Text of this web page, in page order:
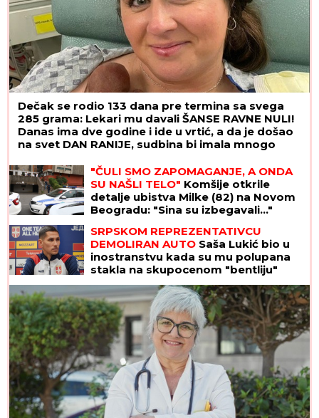
Dečak se rodio 133 dana pre termina sa svega
285 grama: Lekari mu davali ŠANSE RAVNE NULI!
Danas ima dve godine i ide u vrtić, a da je došao
na svet DAN RANIJE, sudbina bi imala mnogo
"ČULI SMO ZAPOMAGANJE, A ONDA
SU NAŠLI TELO" Komšije otkrile
detalje ubistva Milke (82) na Novom
Beogradu: "Sina su izbegavali..."
SRPSKOM REPREZENTATIVCU
DEMOLIRAN AUTO Saša Lukić bio u
inostranstvu kada su mu polupana
stakla na skupocenom "bentliju"